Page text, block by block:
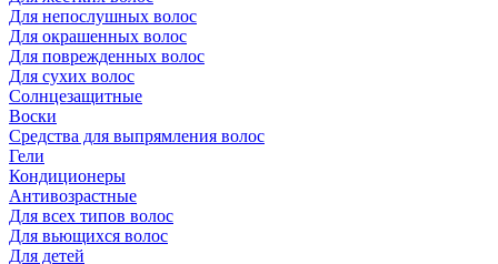
Для непослушных волос
Для окрашенных волос
Для поврежденных волос
Для сухих волос
Солнцезащитные
Воски
Средства для выпрямления волос
Гели
Кондиционеры
Антивозрастные
Для всех типов волос
Для вьющихся волос
Для детей